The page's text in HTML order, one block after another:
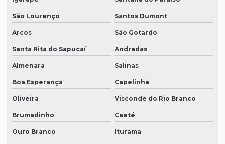
São Lourenço Santos Dumont
Arcos São Gotardo
Santa Rita do Sapucaí Andradas
Almenara Salinas
Boa Esperança Capelinha
Oliveira Visconde do Rio Branco
Brumadinho Caeté
Ouro Branco Iturama